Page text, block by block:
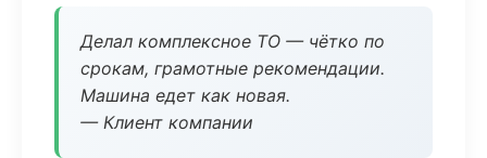
Делал комплексное ТО — чётко по
срокам, грамотные рекомендации.
Машина едет как новая.
— Клиент компании